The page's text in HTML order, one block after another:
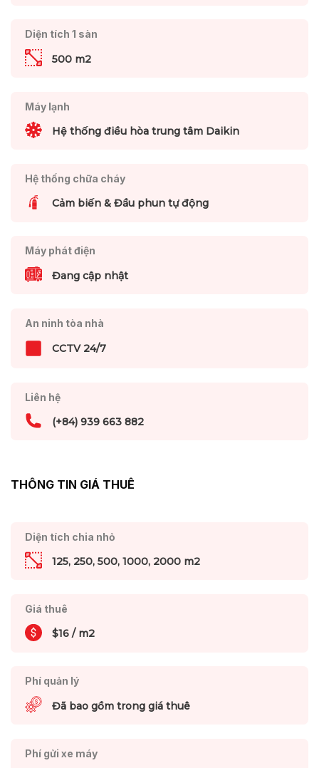
Diện tích 1 sàn
500 m2
Máy lạnh
Hệ thống điều hòa trung tâm Daikin
Hệ thống chữa cháy
Cảm biến & Đầu phun tự động
Máy phát điện
Đang cập nhật
An ninh tòa nhà
CCTV 24/7
Liên hệ
(+84) 939 663 882
THÔNG TIN GIÁ THUÊ
Diện tích chia nhỏ
125, 250, 500, 1000, 2000 m2
Giá thuê
$16 / m2
Phí quản lý
Đã bao gồm trong giá thuê
Phí gửi xe máy